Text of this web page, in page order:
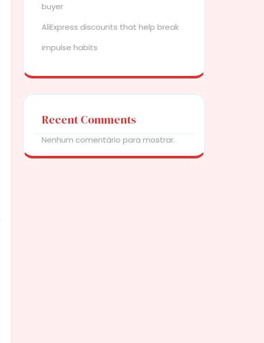
buyer
AliExpress discounts that help break
impulse habits
Recent Comments
Nenhum comentário para mostrar.